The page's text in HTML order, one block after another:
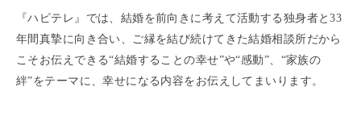
『ハピテレ』では、結婚を前向きに考えて活動する独身者と33
年間真摯に向き合い、ご縁を結び続けてきた結婚相談所だから
こそお伝えできる“結婚することの幸せ”や“感動”、“家族の
絆”をテーマに、幸せになる内容をお伝えしてまいります。